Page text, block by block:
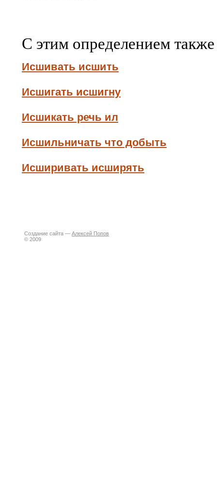
С этим определением
Исшивать исшить
Исшигать исшигну
Исшикать речь ил
Исшильничать что добыть
Исширивать исширять
Создание сайта — Алексей Попов
© 2009